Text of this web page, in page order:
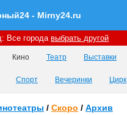
- Mirny24.ru
Все города выбрать другой
Кино Театр Выставки
Спорт Вечеринки Цирк
/ Скоро / Архив